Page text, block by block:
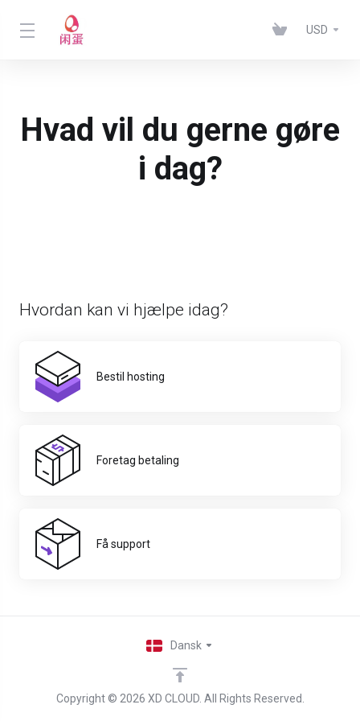
USD
Hvad vil du gerne gøre
i dag?
Hvordan kan vi hjælpe idag?
Bestil hosting
Foretag betaling
Få support
Copyright © 2026 XD CLOUD. All Rights Reserved.
Dansk